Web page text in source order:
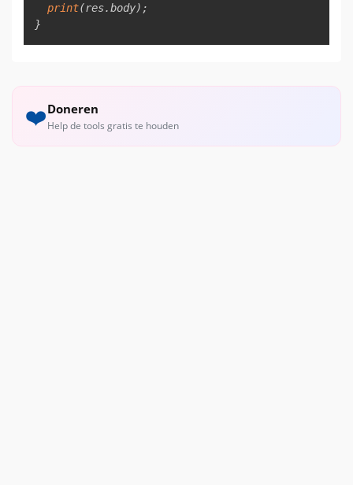
print(res.body) ;
}
❤️Doneren
Help de tools gratis te houden